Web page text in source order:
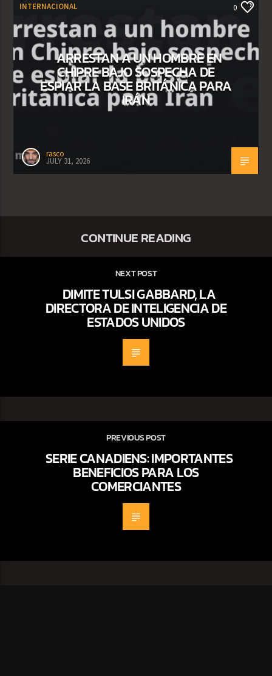
INTERNACIONAL 0
ARRESTAN A UN HOMBRE EN
CHIPRE BAJO SOSPECHA DE
ESPIAR LA BASE BRITÁNICA PARA
IRÁN
rasco
JULY 31, 2026
CONTINUE READING
NEXT POST
DIMITE TULSI GABBARD, LA
DIRECTORA DE INTELIGENCIA DE
ESTADOS UNIDOS
PREVIOUS POST
SERIE CANADIENS: IMPORTANTES
BENEFICIOS PARA LOS
COMERCIANTES